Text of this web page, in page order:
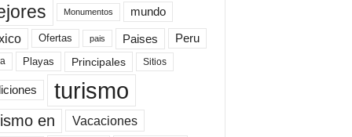
Monumentos mundo
Ofertas pais Paises Peru
Playas Principales Sitios
turismo
en Vacaciones